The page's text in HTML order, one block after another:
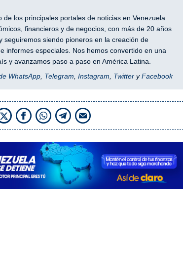
de los principales portales de noticias en Venezuela
financieros y de negocios, con más de 20 años
seguiremos siendo pioneros en la creación de
informes especiales. Nos hemos convertido en una
y avanzamos paso a paso en América Latina.
WhatsApp, Telegram, Instagram, TwitteryFacebook